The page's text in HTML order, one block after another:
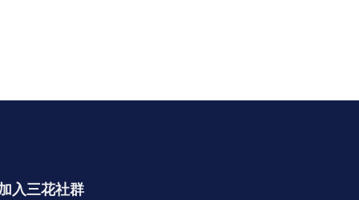
入三花社群